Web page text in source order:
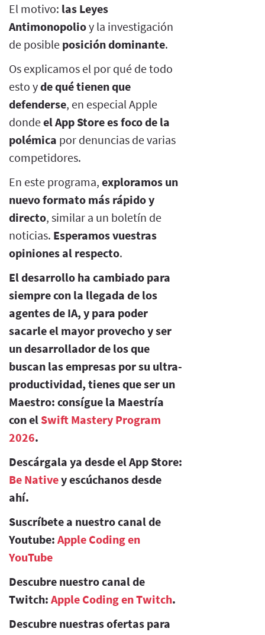
El motivo: las Leyes
Antimonopolioy la investigación
de posible posición dominante.
Os explicamos el por qué de todo
esto yde qué tienen que
defenderse, en especial Apple
dondeel App Store es foco de la
polémica por denuncias de varias
competidores.
En este programa, exploramos un
nuevo formato más rápido y
directo, similar a un boletín de
noticias. Esperamos vuestras
opiniones al respecto.
El desarrollo ha cambiado para
siempre con la llegada de los
agentes de IA, y para poder
sacarle el mayor provecho y ser
un desarrollador de los que
buscan las empresas por su ultra-
productividad, tienes que ser un
Maestro: consígue la Maestría
con el Swift Mastery Program
2026.
Descárgala ya desde el App Store:
Be Nativey escúchanos desde
ahí.
Suscríbete a nuestro canal de
Youtube: Apple Coding en
YouTube
Descubre nuestro canal de
Twitch: Apple Coding en Twitch.
Descubre nuestras ofertas para